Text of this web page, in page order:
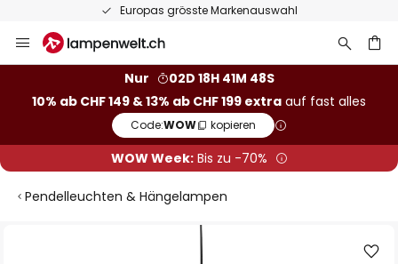
Europas grösste Markenauswahl
Inhalt
Nur
02D 18H 41M 47S
10% ab CHF 149 & 13% ab CHF 199 extra auf fast alles
Code:WOW kopieren
WOW Week:Bis zu -70%
Pendelleuchten & Hängelampen